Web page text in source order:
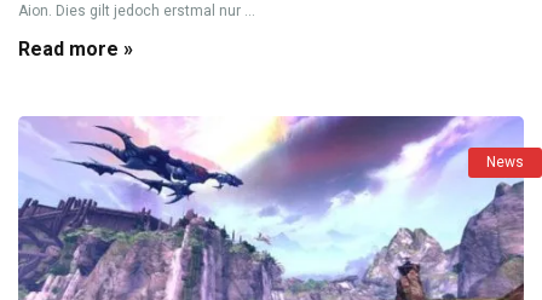
Aion. Dies gilt jedoch erstmal nur ...
Read more »
News